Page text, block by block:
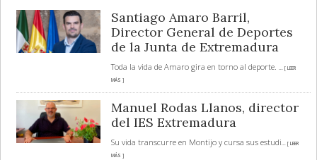
Santiago Amaro Barril,
Director General de Deportes
de la Junta de Extremadura
Toda la vida de Amaro gira en torno al deporte.
... [ LEER
MÁS ]
Manuel Rodas Llanos, director
del IES Extremadura
Su vida transcurre en Montijo y cursa sus estudi... [ LEER
MÁS ]